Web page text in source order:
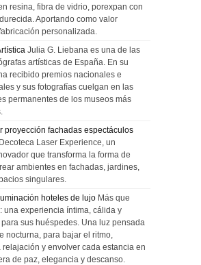
resina, fibra de vidrio, porexpan con
Aportando como valor
personalizada.
Julia G. Liebana es una de las
artísticas de España. En su
recibido premios nacionales e
y sus fotografías cuelgan en las
permanentes de los museos más
proyección fachadas espectáculos
Laser Experience, un
que transforma la forma de
ambientes en fachadas, jardines,
singulares.
hoteles de lujo Más que
una experiencia íntima, cálida y
sus huéspedes. Una luz pensada
nocturna, para bajar el ritmo,
relajación y envolver cada estancia en
de paz, elegancia y descanso.